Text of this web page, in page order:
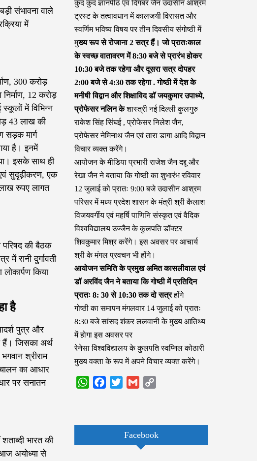
संभावना वाले
में
300 करोड़
12 करोड़
में विभिन्न
43 लाख की
सड़क मार्ग
है। इनमें
इसके साथ ही
सुदृढ़ीकरण, एक
रुपए लागत
परिषद की बैठक
में रानी दुर्गावती
किया
है
पुत्र और
हैं। जिसका अर्थ
श्रीराम
का आधार
पर सनातन
भारत की
अयोध्या से
कुंद कुंद ज्ञानपीठ एवं दिगंबर जैन उदासीन आश्रम
ट्रस्ट के तत्वावधान में कालजयी विरासत और
स्वर्णिम भविष्य विषय पर तीन दिवसीय संगोष्ठी में
मुख्य रूप से रोजाना 2 सत्र हैं। जो प्रातःकाल
के स्वच्छ वातावरण में 8:30 बजे से प्रारंभ होकर
10:30 बजे तक रहेगा और दूसरा सत्र दोपहर
2:00 बजे से 4:30 तक रहेगा . गोष्ठी में देश के
मनीषी विद्वान और शिक्षाविद डॉ जयकुमार उपाध्ये,
प्रोफेसर नलिन केशास्त्री नई दिल्ली कुलगुरु
राकेश सिंह सिंघई , प्रोफेसर निलेश जैन,
प्रोफेसर नेमिनाथ जैन एवं तारा डागा आदि विद्वान
विचार व्यक्त करेंगे।
आयोजन के मीडिया प्रभारी राजेश जैन दद्दू और
रेखा जैन ने बताया कि गोष्ठी का शुभारंभ रविवार
12 जुलाई को प्रातः 9:00 बजे उदासीन आश्रम
परिसर में मध्य प्रदेश शासन के मंत्री श्री कैलाश
विजयवर्गीय एवं महर्षि पाणिनि संस्कृत एवं वैदिक
विश्वविद्यालय उज्जैन के कुलपति डॉक्टर
शिवकुमार मिश्र करेंगे। इस अवसर पर आचार्य
श्री के मंगल प्रवचन भी होंगे।
आयोजन समिति के प्रमुख अमित कासलीवाल एवं
डॉ अरविंद जैन ने बताया कि गोष्ठी में प्रतिदिन
प्रातः 8: 30 से 10:30 तक दो सत्रहोंगे
गोष्ठी का समापन मंगलवार 14 जुलाई को प्रातः
8:30 बजे सांसद शंकर ललवानी के मुख्य आतिथ्य
में होगा इस अवसर पर
रेनेसा विश्वविद्यालय के कुलपति स्वप्निल कोठारी
मुख्य वक्ता के रूप में अपने विचार व्यक्त करेंगे।
WhatsAppFacebook
Twitter Gmail
Facebook